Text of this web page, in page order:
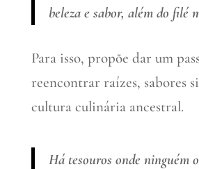
beleza e sabor, além do filé
Para isso, propõe dar um
reencontrar raízes, sabores
cultura culinária ancestral.
Há tesouros onde ninguém